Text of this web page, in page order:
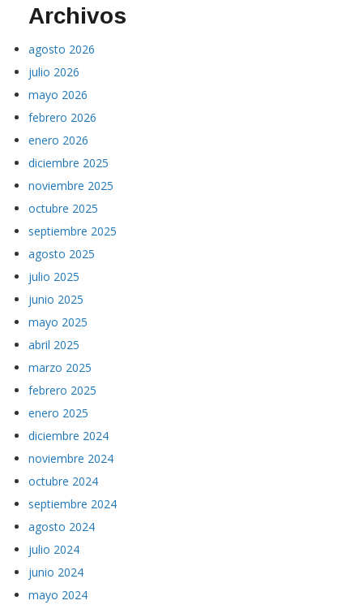
Archivos
agosto 2026
julio 2026
mayo 2026
febrero 2026
enero 2026
diciembre 2025
noviembre 2025
octubre 2025
septiembre 2025
agosto 2025
julio 2025
junio 2025
mayo 2025
abril 2025
marzo 2025
febrero 2025
enero 2025
diciembre 2024
noviembre 2024
octubre 2024
septiembre 2024
agosto 2024
julio 2024
junio 2024
mayo 2024